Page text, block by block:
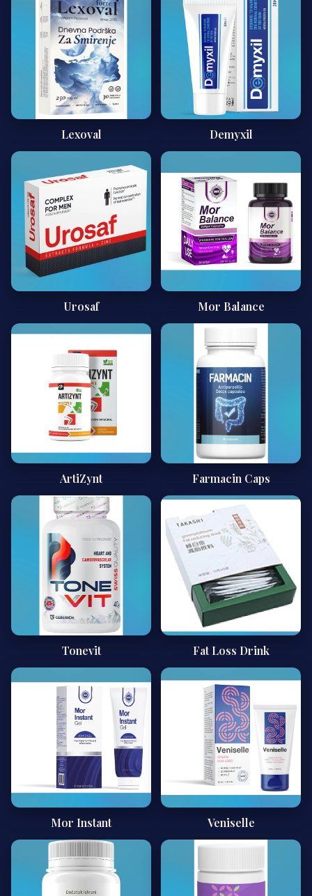
Lexoval Demyxil
Urosaf Mor Balance
ArtiZynt Farmacin Caps
Tonevit Fat Loss Drink
Mor Instant Veniselle